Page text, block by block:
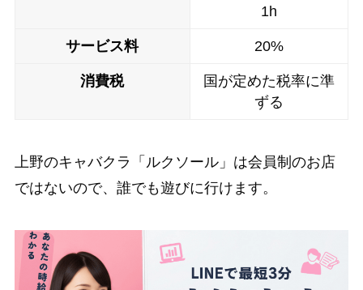
1h
サービス料 20%
消費税
国が定めた税率に準
ずる
上野のキャバクラ「ルクソール」は会員制のお店
ではないので、誰でも遊びに行けます。